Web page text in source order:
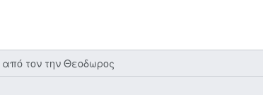
από τον τηνΘεοδωρος